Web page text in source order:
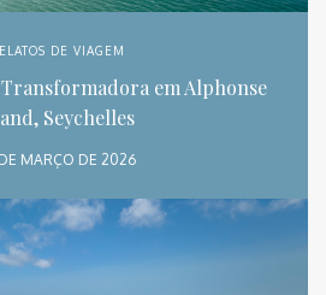
DE VIAGEM
em Alphonse
Seychelles
MARÇO DE 2026